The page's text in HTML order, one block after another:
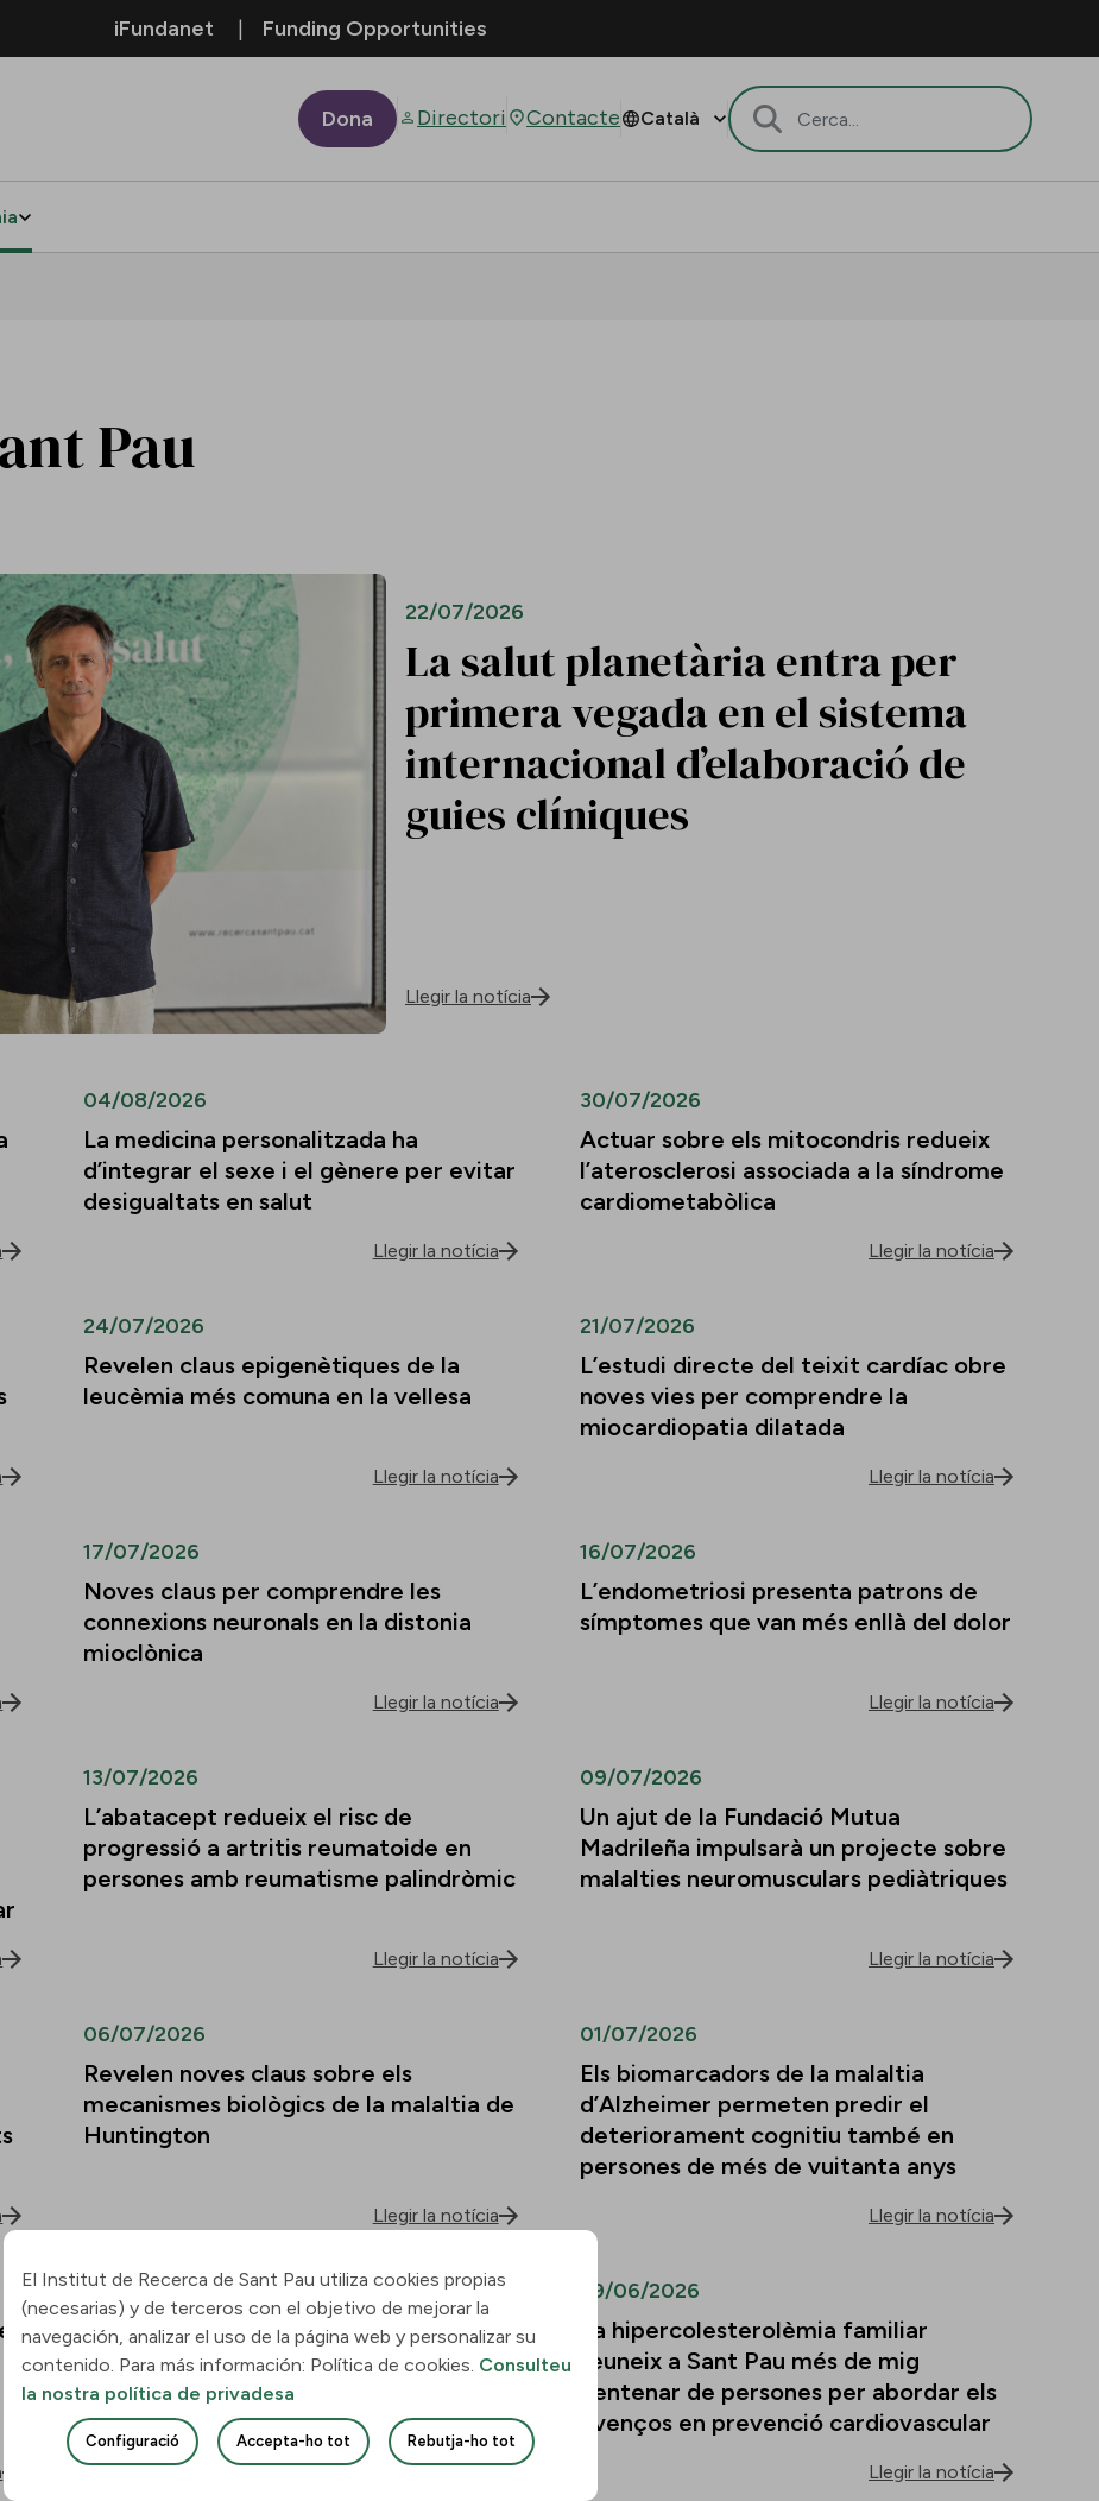
iFundanet Funding Opportunities
Dona Directori Contacte
Pau
22/07/2026
La salut planetària entra per
primera vegada en el sistema
internacional d’elaboració de
guies clíniques
Llegir la notícia
04/08/2026
La medicina personalitzada ha
d’integrar el sexe i el gènere per evitar
desigualtats en salut
Llegir la notícia
30/07/2026
Actuar sobre els mitocondris redueix
l’aterosclerosi associada a la síndrome
cardiometabòlica
Llegir la notícia
24/07/2026
Revelen claus epigenètiques de la
leucèmia més comuna en la vellesa
Llegir la notícia
21/07/2026
L’estudi directe del teixit cardíac obre
noves vies per comprendre la
miocardiopatia dilatada
Llegir la notícia
17/07/2026
Noves claus per comprendre les
connexions neuronals en la distonia
mioclònica
Llegir la notícia
16/07/2026
L’endometriosi presenta patrons de
símptomes que van més enllà del dolor
Llegir la notícia
13/07/2026
L’abatacept redueix el risc de
progressió a artritis reumatoide en
persones amb reumatisme palindròmic
Llegir la notícia
09/07/2026
Un ajut de la Fundació Mutua
Madrileña impulsarà un projecte sobre
malalties neuromusculars pediàtriques
Llegir la notícia
06/07/2026
Revelen noves claus sobre els
mecanismes biològics de la malaltia de
Huntington
Llegir la notícia
01/07/2026
Els biomarcadors de la malaltia
d’Alzheimer permeten predir el
deteriorament cognitiu també en
persones de més de vuitanta anys
Llegir la notícia
30/06/2026
Descobreixen com la leucèmia
mieloide aguda envaeix el pulmó i
quines vies podrien frenar-ne la
infiltració
Llegir la notícia
29/06/2026
La hipercolesterolèmia familiar
reuneix a Sant Pau més de mig
centenar de persones per abordar els
avenços en prevenció cardiovascular
Llegir la notícia
El Institut de Recerca de Sant Pau utiliza cookies propias
(necesarias) y de terceros con el objetivo de mejorar la
navegación, analizar el uso de la página web y personalizar su
contenido. Para más información: Política de cookies. Consulteu
la nostra política de privadesa
Configuració Accepta-ho tot Rebutja-ho tot